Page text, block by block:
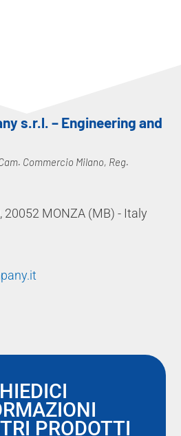
s.r.l. – Engineering and
Commercio Milano, Reg.
20052 MONZA (MB) - Italy
PRODOTTI